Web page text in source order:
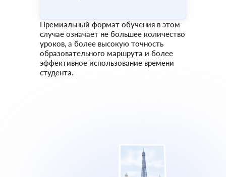
Премиальный формат обучения в этом
случае означает не большее количество
уроков, а более высокую точность
образовательного маршрута и более
эффективное использование времени
студента.